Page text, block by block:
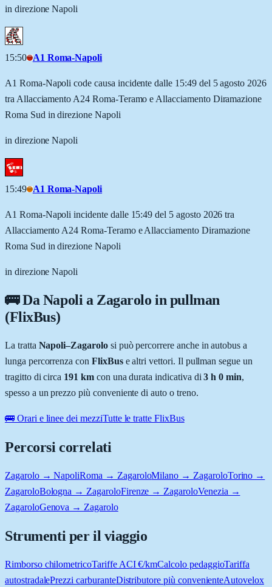
in direzione Napoli
15:50 A1 Roma-Napoli
A1 Roma-Napoli code causa incidente dalle 15:49 del 5 agosto 2026
tra Allacciamento A24 Roma-Teramo e Allacciamento Diramazione
Roma Sud in direzione Napoli
in direzione Napoli
15:49 A1 Roma-Napoli
A1 Roma-Napoli incidente dalle 15:49 del 5 agosto 2026 tra
Allacciamento A24 Roma-Teramo e Allacciamento Diramazione
Roma Sud in direzione Napoli
in direzione Napoli
🚌 DaNapolia Zagarolo in pullman
(FlixBus)
La tratta Napoli–Zagarolosi può percorrere anche in autobus a
lunga percorrenza con FlixBuse altri vettori. Il pullman segue un
tragitto di circa 191 kmcon una durata indicativa di 3 h 0 min,
spesso a un prezzo più conveniente di auto o treno.
🚌 Orari e linee dei mezziTutte le tratte FlixBus
Percorsi correlati
Zagarolo → NapoliRoma → ZagaroloMilano → ZagaroloTorino →
ZagaroloBologna → ZagaroloFirenze → ZagaroloVenezia →
ZagaroloGenova → Zagarolo
Strumenti per il viaggio
Rimborso chilometricoTariffe ACI €/kmCalcolo pedaggioTariffa
autostradalePrezzi carburanteDistributore più convenienteAutovelox